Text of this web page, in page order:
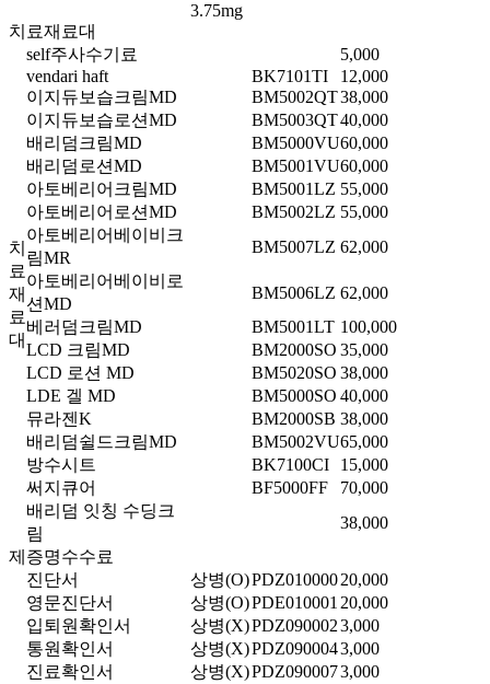
3.75mg
치료재료대
치
료
재
료
대
self주사수기료
5,000
vendari haft
BK7101TI
12,000
이지듀보습크림MD
BM5002QT38,000
이지듀보습로션MD
BM5003QT40,000
배리덤크림MD
BM5000VU60,000
배리덤로션MD
BM5001VU60,000
아토베리어크림MD
BM5001LZ 55,000
아토베리어로션MD
BM5002LZ 55,000
아토베리어베이비크
림MR
BM5007LZ 62,000
아토베리어베이비로
션MD
BM5006LZ 62,000
베러덤크림MD
BM5001LT 100,000
LCD 크림MD
BM2000SO 35,000
LCD 로션 MD
BM5020SO 38,000
LDE 겔 MD
BM5000SO 40,000
뮤라젠K
BM2000SB 38,000
배리덤쉴드크림MD
BM5002VU65,000
방수시트
BK7100CI
15,000
써지큐어
BF5000FF
70,000
배리덤 잇칭 수딩크
림
38,000
제증명수수료
진단서 상병(O)PDZ01000020,000
영문진단서 상병(O)PDE01000120,000
입퇴원확인서
상병(X)PDZ0900023,000
통원확인서
상병(X)PDZ0900043,000
진료확인서
상병(X)PDZ0900073,000